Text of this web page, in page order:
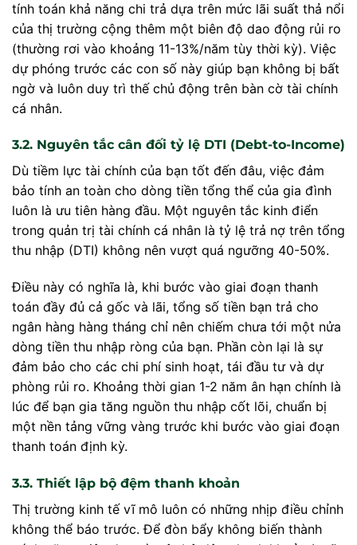
tính toán khả năng chi trả dựa trên mức lãi suất thả nổi
của thị trường cộng thêm một biên độ dao động rủi ro
(thường rơi vào khoảng 11-13%/năm tùy thời kỳ). Việc
dự phóng trước các con số này giúp bạn không bị bất
ngờ và luôn duy trì thế chủ động trên bàn cờ tài chính
cá nhân.
3.2. Nguyên tắc cân đối tỷ lệ DTI (Debt-to-Income)
Dù tiềm lực tài chính của bạn tốt đến đâu, việc đảm
bảo tính an toàn cho dòng tiền tổng thể của gia đình
luôn là ưu tiên hàng đầu. Một nguyên tắc kinh điển
trong quản trị tài chính cá nhân là tỷ lệ trả nợ trên tổng
thu nhập (DTI) không nên vượt quá ngưỡng 40-50%.
Điều này có nghĩa là, khi bước vào giai đoạn thanh
toán đầy đủ cả gốc và lãi, tổng số tiền bạn trả cho
ngân hàng hàng tháng chỉ nên chiếm chưa tới một nửa
dòng tiền thu nhập ròng của bạn. Phần còn lại là sự
đảm bảo cho các chi phí sinh hoạt, tái đầu tư và dự
phòng rủi ro. Khoảng thời gian 1-2 năm ân hạn chính là
lúc để bạn gia tăng nguồn thu nhập cốt lõi, chuẩn bị
một nền tảng vững vàng trước khi bước vào giai đoạn
thanh toán định kỳ.
3.3. Thiết lập bộ đệm thanh khoản
Thị trường kinh tế vĩ mô luôn có những nhịp điều chỉnh
không thể báo trước. Để đòn bẩy không biến thành